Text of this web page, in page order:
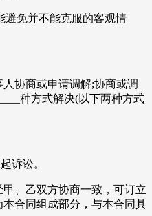
避免并不能克服的客观情
协商或申请调解;协商或调
种方式解决(以下两种方式
诉讼。
、乙双方协商一致，可订立
合同组成部分，与本合同具